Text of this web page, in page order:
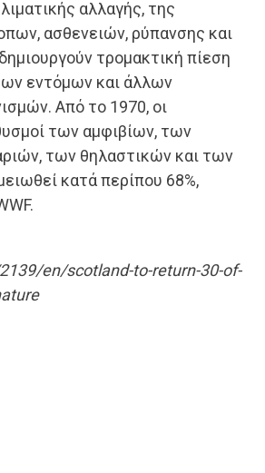
αλλαγής, της
ασθενειών, ρύπανσης και
τρομακτική πίεση
εντόμων και άλλων
Από το 1970, οι
των αμφιβίων, των
των θηλαστικών και των
κατά περίπου 68%,
en/scotland-to-return-30-of-